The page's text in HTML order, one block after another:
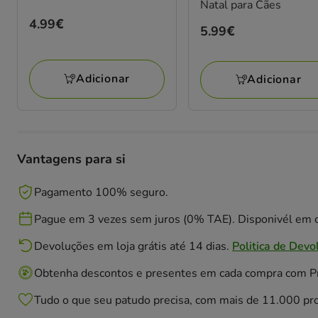
Preço
4.99€
Adicionar
Natal para Cães
Preço
5.99€
Adicionar
Vantagens para si
Pagamento 100% seguro.
Pague em 3 vezes sem juros (0% TAE). Disponivél
Devoluções em loja grátis até 14 dias. Politica de
Obtenha descontos e presentes em cada compra com
Tudo o que seu patudo precisa, com mais de 11.000